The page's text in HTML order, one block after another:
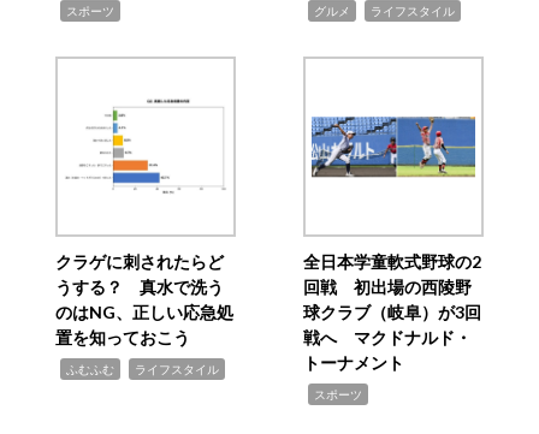
スポーツ グルメ ライフスタイル
クラゲに刺されたらど
うする？ 真水で洗う
のはNG、正しい応急処
置を知っておこう
ふむふむ ライフスタイル
全日本学童軟式野球の2
回戦 初出場の西陵野
球クラブ（岐阜）が3回
戦へ マクドナルド・
トーナメント
スポーツ